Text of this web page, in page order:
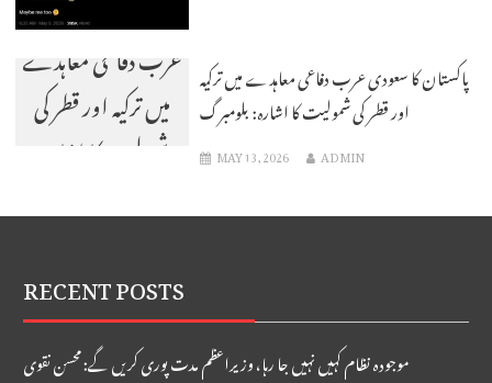
عرب دفاعی معاہدے
میں ترکیہ اور قطر کی
شمولیت کا اشارہ:
پاکستان کا سعودی عرب دفاعی معاہدے میں ترکیہ
اور قطر کی شمولیت کا اشارہ: بلومبرگ
MAY 13, 2026 ADMIN
RECENT POSTS
موجودہ نظام کہیں نہیں جا رہا، وزیراعظم مدت پوری کریں گے: محسن نقوی